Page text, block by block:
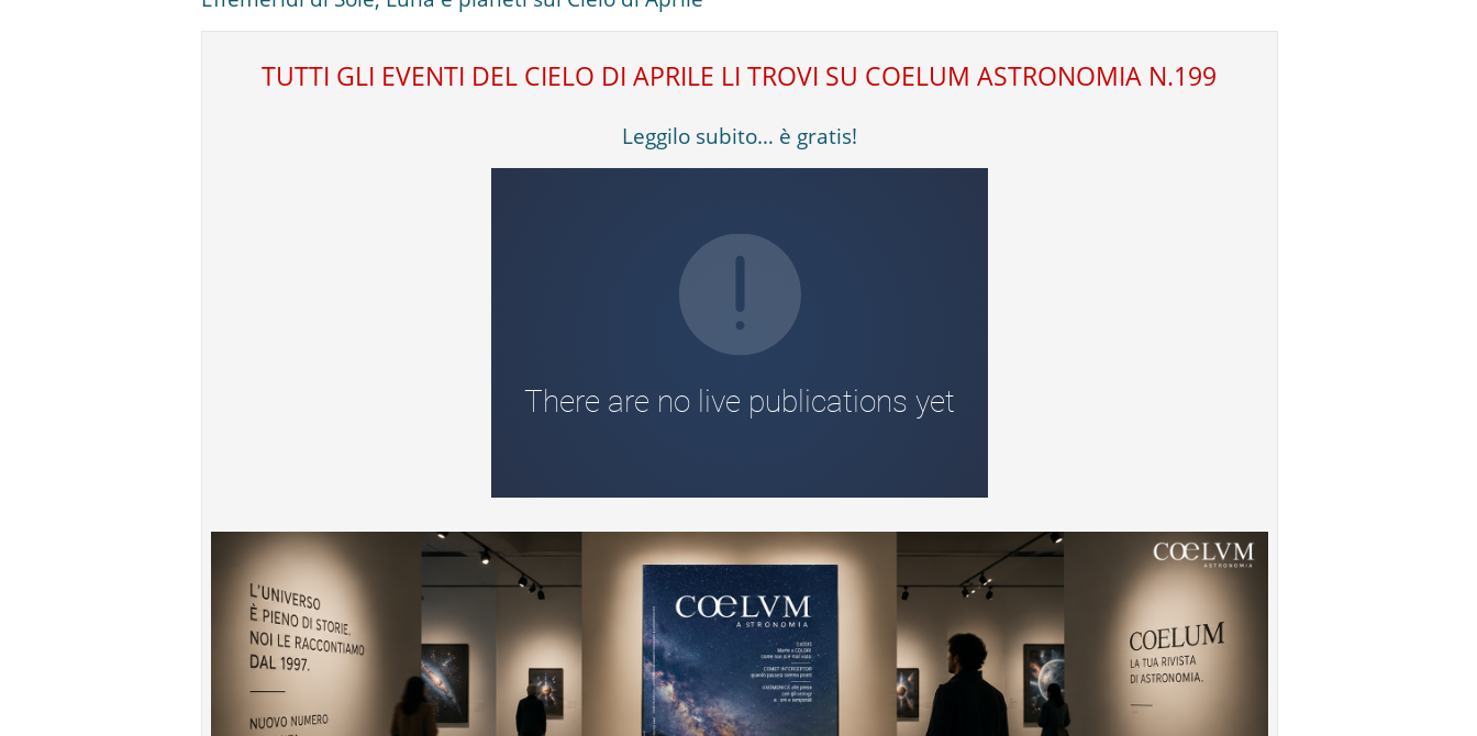
TUTTI GLI EVENTI DEL CIELO DI APRILE LI TROVI SU COELUM ASTRONOMIA N.199
Leggilo subito… è gratis!